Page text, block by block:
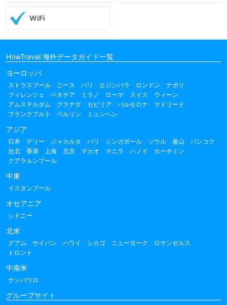
WiFi
HowTravel 海外データガイド一覧
ヨーロッパ
ストラスブール ニース パリ エジンバラ ロンドン
ナポリ
フィレンツェ
ベネチア ミラノ ローマ スイス
ウィーン
アムステルダム
グラナダ セビリア バルセロナ
マドリード
フランクフルト
ベルリン ミュンヘン
アジア
日本 デリー ジャカルタ バリ シンガポール ソウル 釜山
バンコク
台北
香港 上海 北京 マカオ マニラ ハノイ
ホーチミン
クアラルンプール
中東
イスタンブール
オセアニア
シドニー
北米
グアム サイパン ハワイ シカゴ ニューヨーク
ロサンゼルス
トロント
中南米
サンパウロ
グループサイト